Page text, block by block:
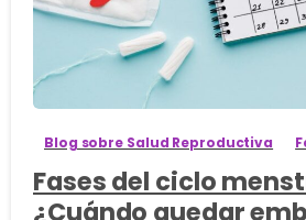
Blog sobre Salud Reproductiva
Fases del ciclo
¿Cuándo quedar